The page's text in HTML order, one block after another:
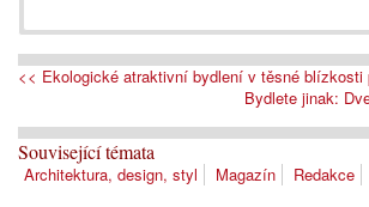
<< Ekologické atraktivní bydlení v těsné blízkosti
Bydlete jinak:
Související témata
Architektura, design, styl Magazín Redakce